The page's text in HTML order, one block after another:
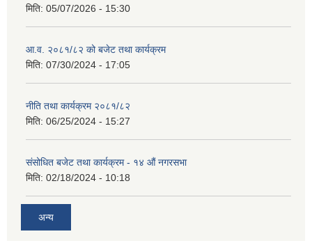
मिति: 05/07/2026 - 15:30
आ.व. २०८१/८२ को बजेट तथा कार्यक्रम
मिति: 07/30/2024 - 17:05
नीति तथा कार्यक्रम २०८१/८२
मिति: 06/25/2024 - 15:27
संसोधित बजेट तथा कार्यक्रम - १४ औं नगरसभा
मिति: 02/18/2024 - 10:18
अन्य